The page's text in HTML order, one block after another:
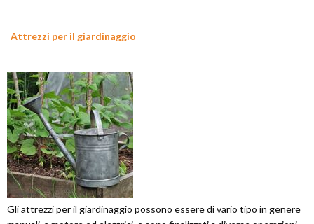
Attrezzi per il giardinaggio
Gli attrezzi per il giardinaggio possono essere di vario tipo in genere